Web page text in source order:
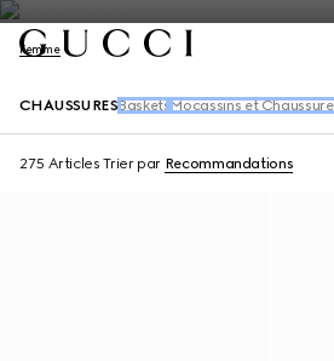
Femme
CHAUSSURES Baskets Mocassins et
275 Articles Trier par Recommandations